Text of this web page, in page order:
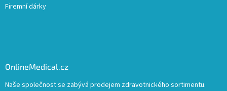
Firemní dárky
OnlineMedical.cz
Naše společnost se zabývá prodejem zdravotnického sortimentu.